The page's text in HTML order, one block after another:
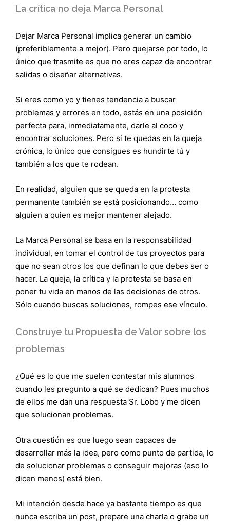
La crítica no deja Marca Personal
Dejar Marca Personal implica generar un cambio
(preferiblemente a mejor). Pero quejarse por todo, lo
único que trasmite es que no eres capaz de encontrar
salidas o diseñar alternativas.
Si eres como yo y tienes tendencia a buscar
problemas y errores en todo, estás en una posición
perfecta para, inmediatamente, darle al coco y
encontrar soluciones. Pero si te quedas en la queja
crónica, lo único que consigues es hundirte tú y
también a los que te rodean.
En realidad, alguien que se queda en la protesta
permanente también se está posicionando… como
alguien a quien es mejor mantener alejado.
La Marca Personal se basa en la responsabilidad
individual, en tomar el control de tus proyectos para
que no sean otros los que definan lo que debes ser o
hacer. La queja, la crítica y la protesta se basa en
poner tu vida en manos de las decisiones de otros.
Sólo cuando buscas soluciones, rompes ese vínculo.
Construye tu Propuesta de Valor sobre los
problemas
¿Qué es lo que me suelen contestar mis alumnos
cuando les pregunto a qué se dedican? Pues muchos
de ellos me dan una respuesta Sr. Lobo y me dicen
que solucionan problemas.
Otra cuestión es que luego sean capaces de
desarrollar más la idea, pero como punto de partida, lo
de solucionar problemas o conseguir mejoras (eso lo
dicen menos) está bien.
Mi intención desde hace ya bastante tiempo es que
nunca escriba un post, prepare una charla o grabe un